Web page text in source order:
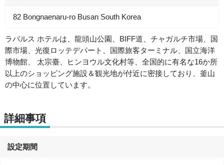
82 Bongnaenaru-ro Busan South Korea
ラバルス ホテルは、龍頭山公園、BIFF道、チャガルチ市場、国
際市場、光復ロッテデパート、国際旅客ターミナル、国立海洋
博物館、 太宗臺、ヒンヨウル文化村等、全国的に有名な16か所
以上のショッピング施設＆観光地が付近に密接しており、釜山
の中心に位置しています。
詳細事項
設定期間